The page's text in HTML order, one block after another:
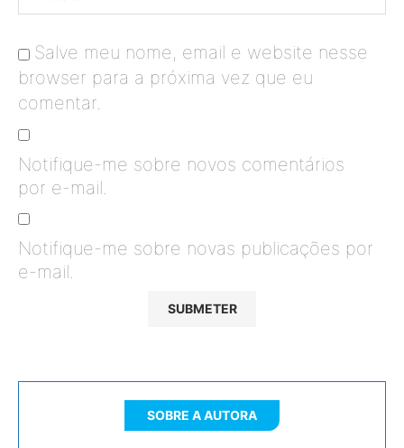
Salve meu nome, email e website nesse
browser para a próxima vez que eu
comentar.
Notifique-me sobre novos comentários
por e-mail.
Notifique-me sobre novas publicações por
e-mail.
SOBRE A AUTORA